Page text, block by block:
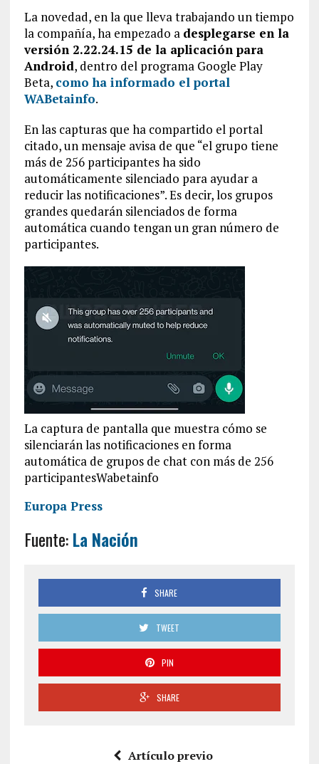
La novedad, en la que lleva trabajando un tiempo
la compañía, ha empezado a desplegarse en la
versión 2.22.24.15 de la aplicación para
Android, dentro del programa Google Play
Beta, como ha informado el portal
WABetainfo.
En las capturas que ha compartido el portal
citado, un mensaje avisa de que “el grupo tiene
más de 256 participantes ha sido
automáticamente silenciado para ayudar a
reducir las notificaciones”. Es decir, los grupos
grandes quedarán silenciados de forma
automática cuando tengan un gran número de
participantes.
La captura de pantalla que muestra cómo se
silenciarán las notificaciones en forma
automática de grupos de chat con más de 256
participantesWabetainfo
Europa Press
Fuente:La Nación
SHARE
TWEET
PIN
SHARE
Artículo previo